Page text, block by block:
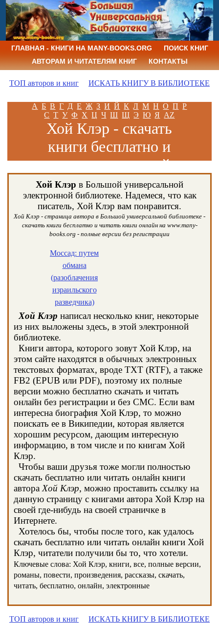
ГЛАВНАЯ - КНИГИ НА MANY-BOOKS.ORG
ПОИСК КНИГ
АВТОРАМ И ЧИТАТЕЛЯМ КНИГ
КОНТАКТЫ
ТОП авторов и книг ИСКАТЬ КНИГУ В БИБЛИОТЕКЕ
А Б В Г Д Е Ж З И Й К Л М Н О П Р
С Т У Ф Х Ц Ч Ш Щ Э Ю Я AZ
Хой Клэр - скачать
книги бесплатно и
читать книги онлайн
Хой Клэр в Большой универсальной
электронной библиотеке. Надемеся, что как
писатель, Хой Клэр вам понравится.
Хой Клэр - страница автора в Большой универсальной библиотеке -
скачать книги бесплатно и читать книги онлайн на www.many-
books.org - полные версии без регистрации
Моссад: путем
обмана
(разоблачения
израильского
разведчика)
Хой Клэр написал несколько книг, некоторые
из них выложены здесь, в этой электронной
библиотеке.
Книги автора, которого зовут Хой Клэр, на
этом сайте находятся в обычных электронных
текстовых форматах, вроде TXT (RTF), а также
FB2 (EPUB или PDF), поэтому их полные
версии можно бесплатно скачать и читать
онлайн без регистрации и без СМС. Если вам
интересна биография Хой Клэр, то можно
поискать ее в Википедии, которая является
хорошим ресурсом, дающим интересную
информацию, в том числе и по книгам Хой
Клэр.
Чтобы ваши друзья тоже могли полностью
скачать бесплатно или читать онлайн книги
автора Хой Клэр, можно проставить ссылку на
данную страницу с книгами автора Хой Клэр на
своей где-нибудь на своей страничке в
Интернете.
Хотелось бы, чтобы после того, как удалось
скачать бесплатно или читать онлайн книги Хой
Клэр, читатели получили бы то, что хотели.
Ключевые слова: Хой Клэр, книги, все, полные версии,
романы, повести, произведения, рассказы, скачать,
читать, бесплатно, онлайн, электронные
ТОП авторов и книг ИСКАТЬ КНИГУ В БИБЛИОТЕКЕ